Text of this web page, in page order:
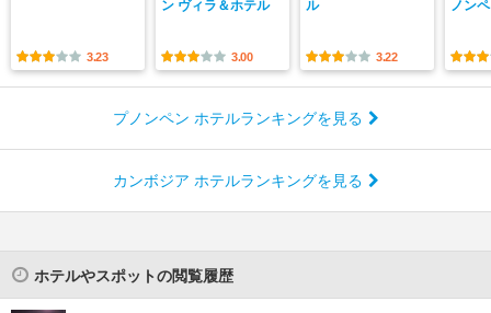
3.23
ン ヴィラ＆ホテル
3.00
ル
3.22
ノン
プノンペン ホテルランキングを見る
カンボジア ホテルランキングを見る
ホテルやスポットの閲覧履歴